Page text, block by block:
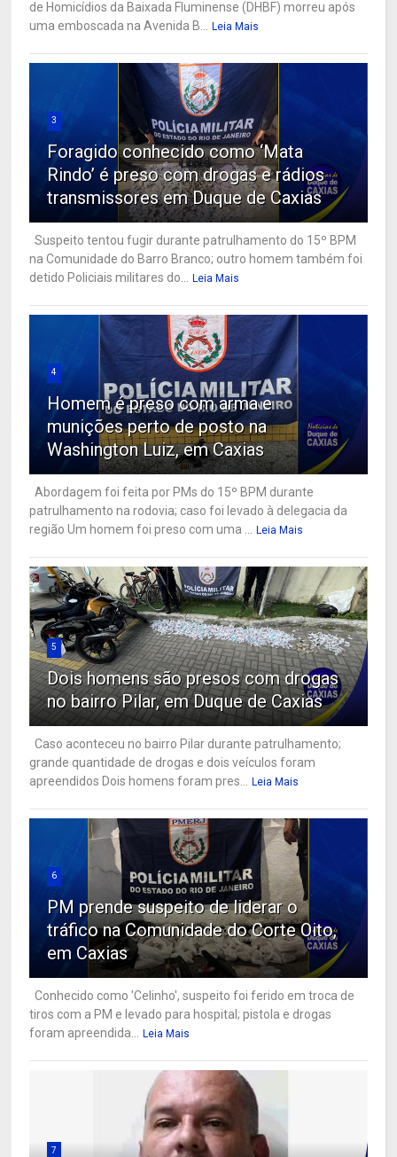
de Homicídios da Baixada Fluminense (DHBF) morreu após
uma emboscada na Avenida B... Leia Mais
3
Foragido conhecido como ‘Mata
Rindo’ é preso com drogas e rádios
transmissores em Duque de Caxias
Suspeito tentou fugir durante patrulhamento do 15º BPM
na Comunidade do Barro Branco; outro homem também foi
detido Policiais militares do... Leia Mais
4
Homem é preso com arma e
munições perto de posto na
Washington Luiz, em Caxias
Abordagem foi feita por PMs do 15º BPM durante
patrulhamento na rodovia; caso foi levado à delegacia da
região Um homem foi preso com uma ... Leia Mais
5
Dois homens são presos com drogas
no bairro Pilar, em Duque de Caxias
Caso aconteceu no bairro Pilar durante patrulhamento;
grande quantidade de drogas e dois veículos foram
apreendidos Dois homens foram pres... Leia Mais
6
PM prende suspeito de liderar o
tráfico na Comunidade do Corte Oito,
em Caxias
Conhecido como 'Celinho', suspeito foi ferido em troca de
tiros com a PM e levado para hospital; pistola e drogas
foram apreendida... Leia Mais
7